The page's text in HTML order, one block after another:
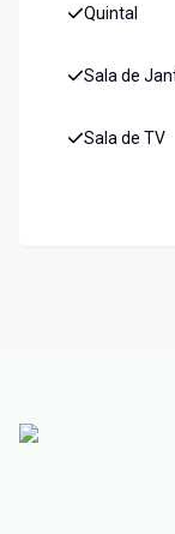
Quintal
Sala de
Sala de TV